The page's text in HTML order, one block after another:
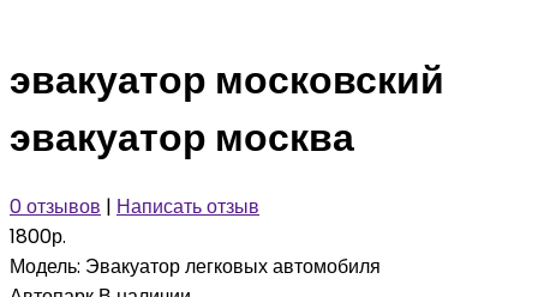
эвакуатор московский
эвакуатор москва
0 отзывов | Написать отзыв
1800р.
Модель: Эвакуатор легковых автомобиля